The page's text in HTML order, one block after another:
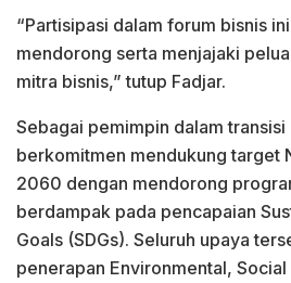
“Partisipasi dalam forum bisnis
mendorong serta menjajaki
mitra bisnis,” tutup Fadjar.
Sebagai pemimpin dalam
berkomitmen mendukung target
2060 dengan mendorong
berdampak pada pencapaian
Goals (SDGs). Seluruh upaya
penerapan Environmental,